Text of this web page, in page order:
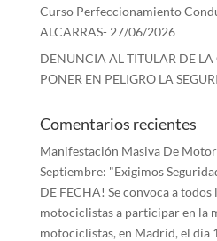
Curso Perfeccionamiento
ALCARRAS- 27/06/2026
DENUNCIA AL TITULAR DE
PONER EN PELIGRO LA
Comentarios recientes
Manifestación Masiva De
Septiembre: "Exigimos
DE FECHA! Se convoca a todos
motociclistas a participar en la
motociclistas, en Madrid, el día